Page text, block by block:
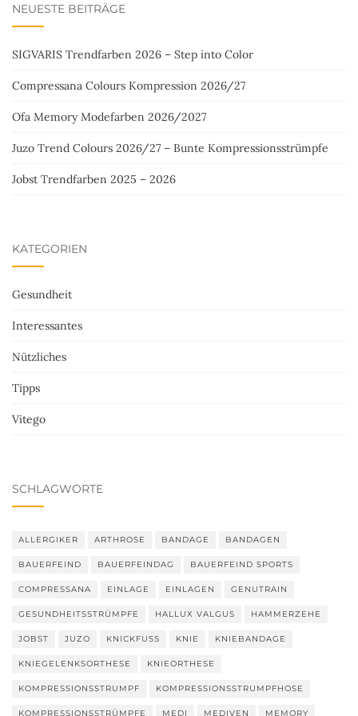
NEUESTE BEITRÄGE
SIGVARIS Trendfarben 2026 – Step into Color
Compressana Colours Kompression 2026/27
Ofa Memory Modefarben 2026/2027
Juzo Trend Colours 2026/27 – Bunte Kompressionsstrümpfe
Jobst Trendfarben 2025 – 2026
KATEGORIEN
Gesundheit
Interessantes
Nützliches
Tipps
Vitego
SCHLAGWORTE
ALLERGIKER ARTHROSE BANDAGE BANDAGEN
BAUERFEIND BAUERFEINDAG BAUERFEIND SPORTS
COMPRESSANA EINLAGE EINLAGEN GENUTRAIN
GESUNDHEITSSTRÜMPFE HALLUX VALGUS HAMMERZEHE
JOBST JUZO KNICKFUSS KNIE KNIEBANDAGE
KNIEGELENKSORTHESE KNIEORTHESE
KOMPRESSIONSSTRUMPF KOMPRESSIONSSTRUMPFHOSE
KOMPRESSIONSSTRÜMPFE MEDI MEDIVEN MEMORY